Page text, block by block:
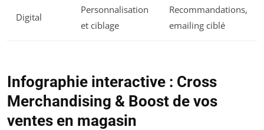
Digital
Personnalisation
et ciblage
Recommandations,
emailing ciblé
Infographie interactive : Cross
Merchandising & Boost de vos
ventes en magasin